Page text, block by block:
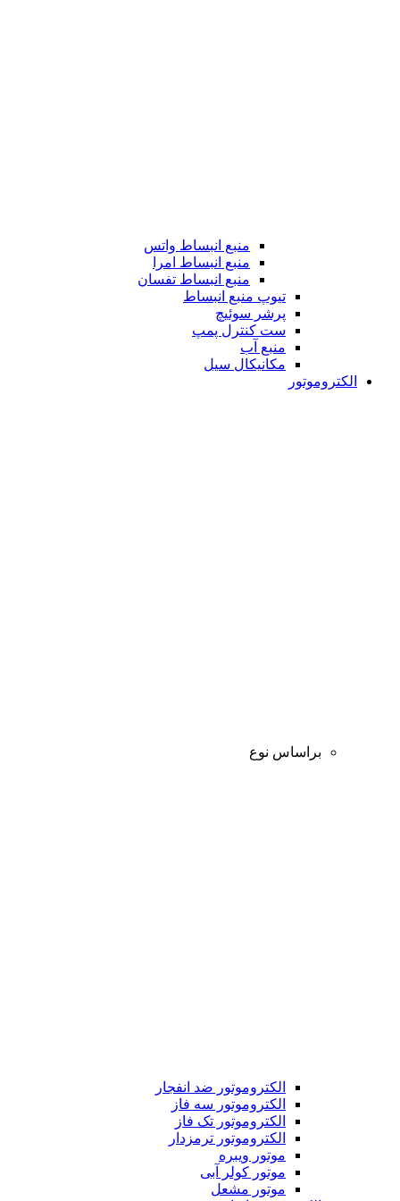
منبع انبساط واتس
منبع انبساط امرا
منبع انبساط تفسان
تیوپ منبع انبساط
پرشر سوئیچ
ست کنترل پمپ
منبع آب
مکانیکال سیل
الکتروموتور
براساس نوع
الکتروموتور ضد انفجار
الکتروموتور سه فاز
الکتروموتور تک فاز
الکتروموتور ترمزدار
موتور ویبره
موتور کولر آبی
موتور مشعل